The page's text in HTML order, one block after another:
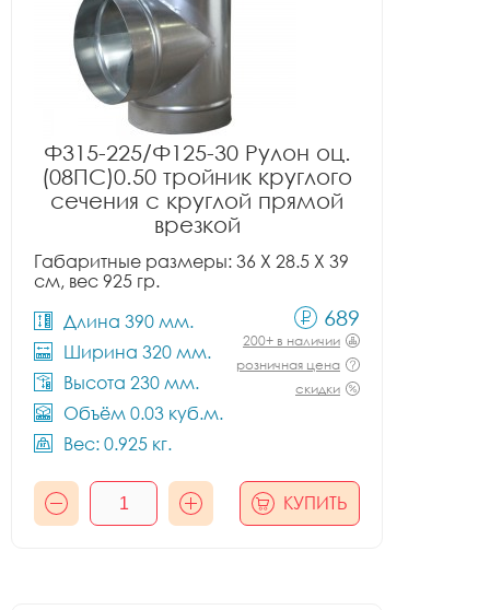
Ф315-225/Ф125-30 Рулон оц.
(08ПС)0.50 тройник круглого
сечения с круглой прямой
врезкой
Габаритные размеры: 36 X 28.5 X 39
см, вес 925 гр.
Длина 390 мм.
Ширина 320 мм.
Высота 230 мм.
Объём 0.03 куб.м.
Вес: 0.925 кг.
689
200+ в наличии
розничная цена
скидки
КУПИТЬ